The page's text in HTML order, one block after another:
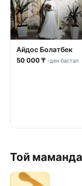
Айдос Болатбек
50 000 ₸ -ден бастап
Той